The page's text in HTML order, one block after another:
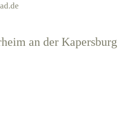
an der Kapersburg